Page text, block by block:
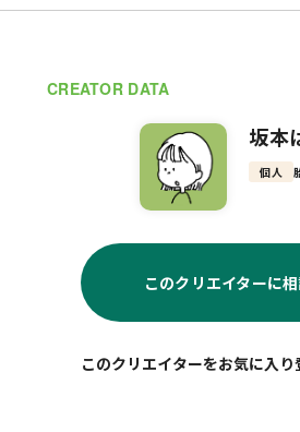
CREATOR DATA
坂本
個人
このクリエイターに